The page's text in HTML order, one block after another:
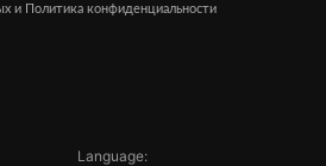
и Политика конфиденциальности
Language: